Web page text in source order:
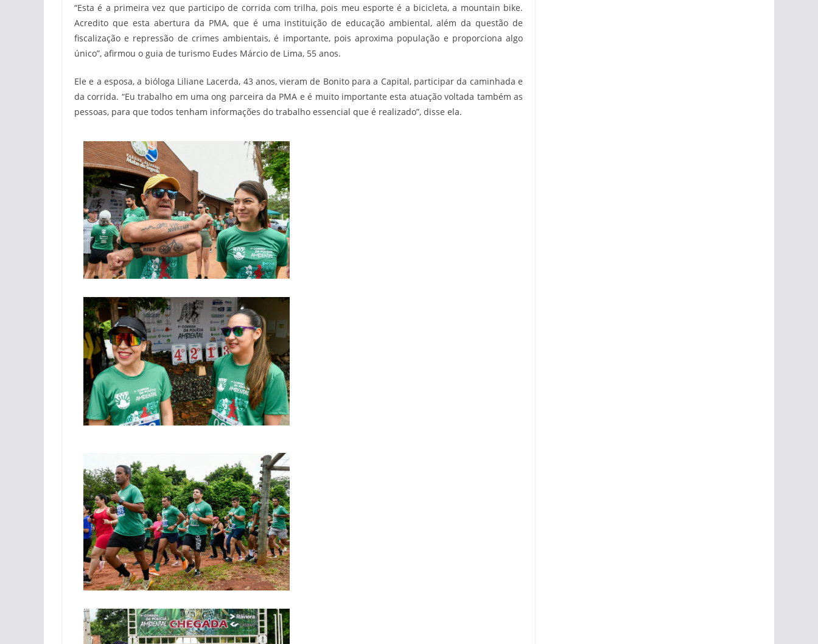
“Esta é a primeira vez que participo de corrida com trilha, pois meu esporte é a bicicleta, a mountain bike.
Acredito que esta abertura da PMA, que é uma instituição de educação ambiental, além da questão de
fiscalização e repressão de crimes ambientais, é importante, pois aproxima população e proporciona algo
único”, afirmou o guia de turismo Eudes Márcio de Lima, 55 anos.
Ele e a esposa, a bióloga Liliane Lacerda, 43 anos, vieram de Bonito para a Capital, participar da caminhada e
da corrida. “Eu trabalho em uma ong parceira da PMA e é muito importante esta atuação voltada também as
pessoas, para que todos tenham informações do trabalho essencial que é realizado”, disse ela.